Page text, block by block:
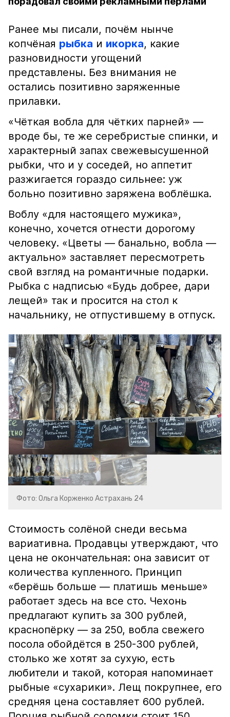
Ранее мы писали, почём нынче
копчёная рыбка и икорка, какие
разновидности угощений
представлены. Без внимания не
остались позитивно заряженные
прилавки.
«Чёткая вобла для чётких парней» —
вроде бы, те же серебристые спинки, и
характерный запах свежевысушенной
рыбки, что и у соседей, но аппетит
разжигается гораздо сильнее: уж
больно позитивно заряжена воблёшка.
Воблу «для настоящего мужика»,
конечно, хочется отнести дорогому
человеку. «Цветы — банально, вобла —
актуально» заставляет пересмотреть
свой взгляд на романтичные подарки.
Рыбка с надписью «Будь добрее, дари
лещей» так и просится на стол к
начальнику, не отпустившему в отпуск.
Фото: Ольга Корженко Астрахань 24
Стоимость солёной снеди весьма
вариативна. Продавцы утверждают, что
цена не окончательная: она зависит от
количества купленного. Принцип
«берёшь больше — платишь меньше»
работает здесь на все сто. Чехонь
предлагают купить за 300 рублей,
краснопёрку — за 250, вобла свежего
посола обойдётся в 250-300 рублей,
столько же хотят за сухую, есть
любители и такой, которая напоминает
рыбные «сухарики». Лещ покрупнее, его
средняя цена составляет 600 рублей.